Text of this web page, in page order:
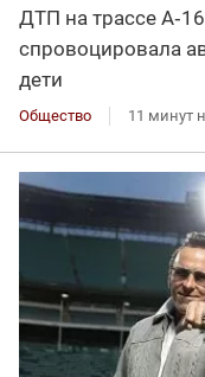
ДТП на трассе
спровоцировала
дети
Общество 11 минут